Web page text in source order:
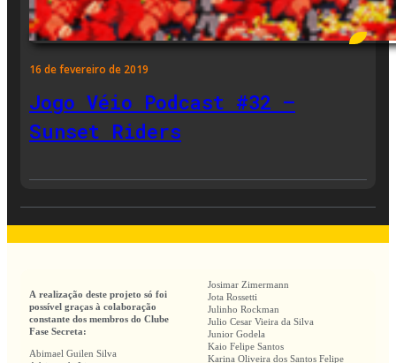
16 de fevereiro de 2019
Jogo Véio Podcast #32 –
Sunset Riders
A realização deste projeto só foi
possível graças à colaboração
constante dos membros do Clube
Fase Secreta:
Abimael Guilen Silva
Josimar Zimermann
Jota Rossetti
Julinho Rockman
Julio Cesar Vieira da Silva
Junior Godela
Kaio Felipe Santos
Karina Oliveira dos Santos Felipe